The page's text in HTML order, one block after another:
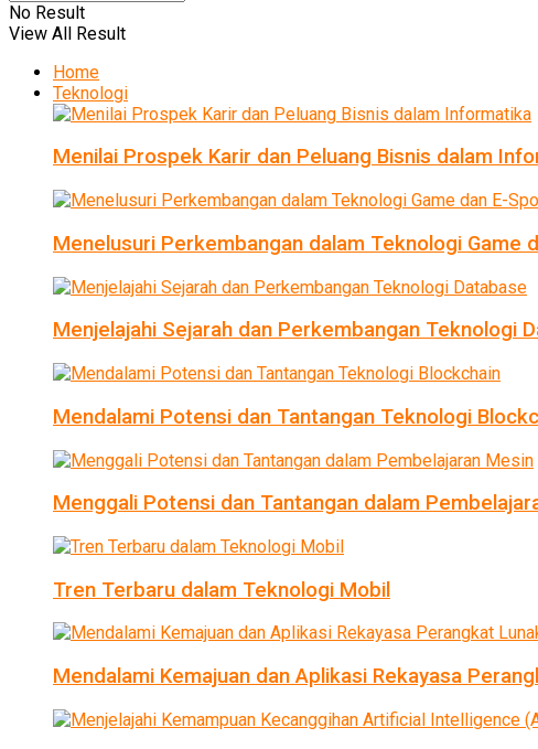
No Result
View All Result
Home
Teknologi
Menilai Prospek Karir dan Peluang Bisnis dalam
Menelusuri Perkembangan dalam Teknologi Game
Menjelajahi Sejarah dan Perkembangan Teknologi
Mendalami Potensi dan Tantangan Teknologi
Menggali Potensi dan Tantangan dalam
Tren Terbaru dalam Teknologi Mobil
Mendalami Kemajuan dan Aplikasi Rekayasa